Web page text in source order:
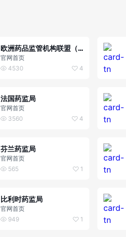
欧洲药品监管机构联盟（HMA）
官网首页
4530
4
法国药监局
官网首页
3560
4
芬兰药监局
官网首页
565
1
比利时药监局
官网首页
949
1